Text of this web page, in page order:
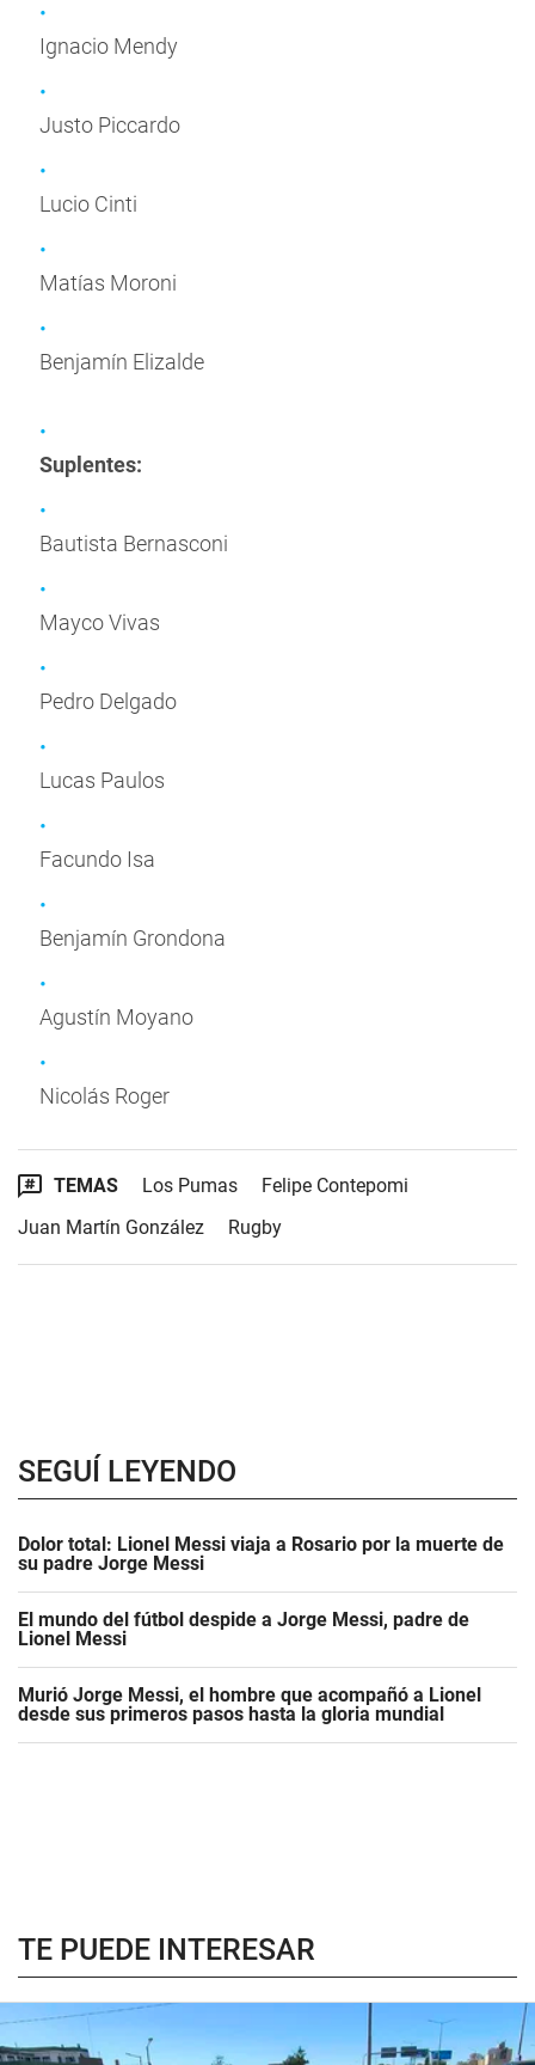
Ignacio Mendy
Justo Piccardo
Lucio Cinti
Matías Moroni
Benjamín Elizalde
Suplentes:
Bautista Bernasconi
Mayco Vivas
Pedro Delgado
Lucas Paulos
Facundo Isa
Benjamín Grondona
Agustín Moyano
Nicolás Roger
TEMAS Los Pumas
Felipe Contepomi
Juan Martín González
Rugby
SEGUÍ LEYENDO
Dolor total: Lionel Messi viaja a Rosario por la muerte de
su padre Jorge Messi
El mundo del fútbol despide a Jorge Messi, padre de
Lionel Messi
Murió Jorge Messi, el hombre que acompañó a Lionel
desde sus primeros pasos hasta la gloria mundial
TE PUEDE INTERESAR